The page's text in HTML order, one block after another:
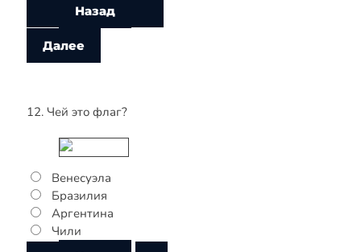
12. Чей это флаг?
Венесуэла
Бразилия
Аргентина
Чили